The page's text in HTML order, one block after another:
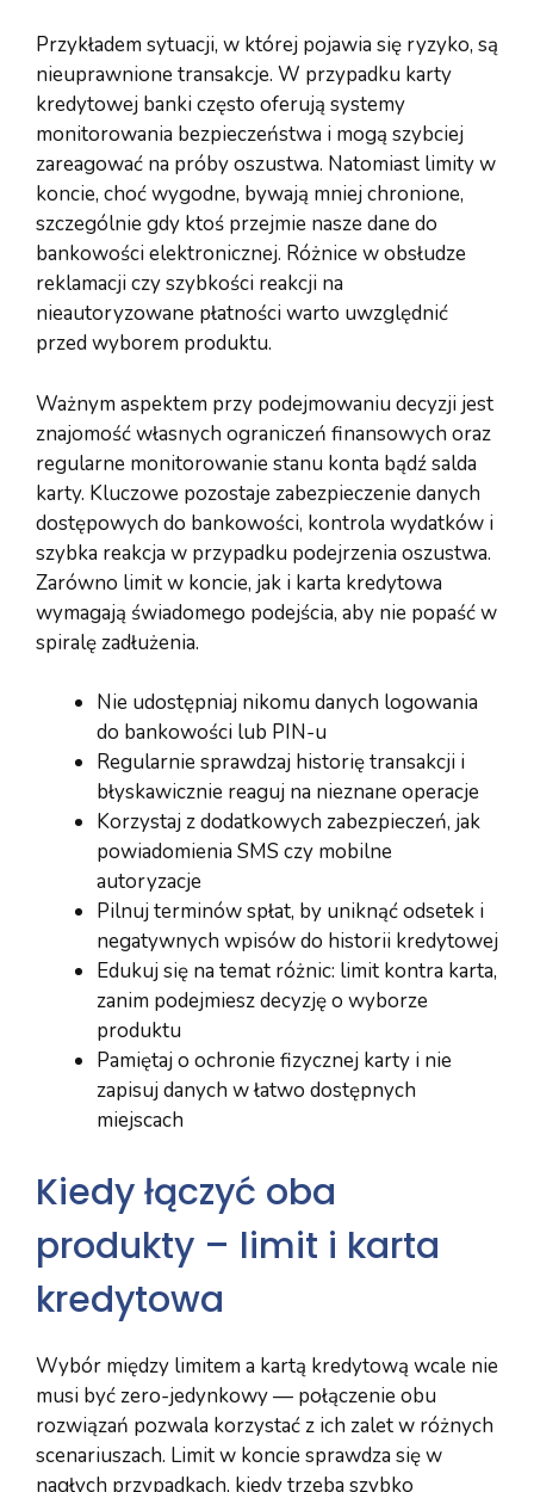
Przykładem sytuacji, w której pojawia się ryzyko, są
nieuprawnione transakcje. W przypadku karty
kredytowej banki często oferują systemy
monitorowania bezpieczeństwa i mogą szybciej
zareagować na próby oszustwa. Natomiast limity w
koncie, choć wygodne, bywają mniej chronione,
szczególnie gdy ktoś przejmie nasze dane do
bankowości elektronicznej. Różnice w obsłudze
reklamacji czy szybkości reakcji na
nieautoryzowane płatności warto uwzględnić
przed wyborem produktu.
Ważnym aspektem przy podejmowaniu decyzji jest
znajomość własnych ograniczeń finansowych oraz
regularne monitorowanie stanu konta bądź salda
karty. Kluczowe pozostaje zabezpieczenie danych
dostępowych do bankowości, kontrola wydatków i
szybka reakcja w przypadku podejrzenia oszustwa.
Zarówno limit w koncie, jak i karta kredytowa
wymagają świadomego podejścia, aby nie popaść w
spiralę zadłużenia.
Nie udostępniaj nikomu danych logowania
do bankowości lub PIN-u
Regularnie sprawdzaj historię transakcji i
błyskawicznie reaguj na nieznane operacje
Korzystaj z dodatkowych zabezpieczeń, jak
powiadomienia SMS czy mobilne
autoryzacje
Pilnuj terminów spłat, by uniknąć odsetek i
negatywnych wpisów do historii kredytowej
Edukuj się na temat różnic: limit kontra karta,
zanim podejmiesz decyzję o wyborze
produktu
Pamiętaj o ochronie fizycznej karty i nie
zapisuj danych w łatwo dostępnych
miejscach
Kiedy łączyć oba
produkty – limit i karta
kredytowa
Wybór między limitem a kartą kredytową wcale nie
musi być zero-jedynkowy — połączenie obu
rozwiązań pozwala korzystać z ich zalet w różnych
scenariuszach. Limit w koncie sprawdza się w
nagłych przypadkach, kiedy trzeba szybko